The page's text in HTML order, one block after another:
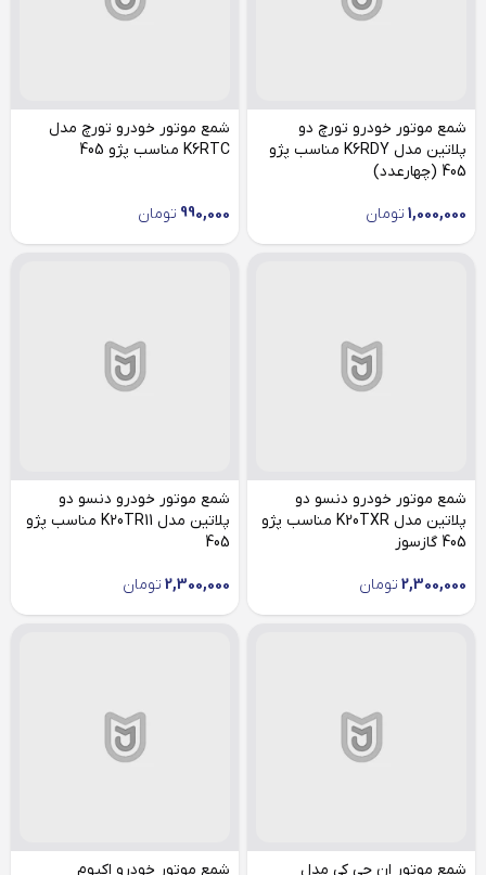
شمع موتور خودرو تورچ دو
پلاتین مدل K6RDY مناسب پژو
405 (چهارعدد)
1,000,000 تومان
شمع موتور خودرو تورچ مدل
K6RTC مناسب پژو 405
990,000 تومان
شمع موتور خودرو دنسو دو
پلاتین مدل K20TXR مناسب پژو
405 گازسوز
2,300,000 تومان
شمع موتور خودرو دنسو دو
پلاتین مدل K20TR11 مناسب پژو
405
2,300,000 تومان
شمع موتور ان جی کی مدل شمع موتور خودرو اکیوم